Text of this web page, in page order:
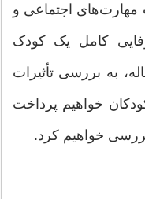
مهارت‌های اجتماعی و
کامل یک کودک
به بررسی تأثیرات
خواهیم پرداخت
خواهیم کرد.